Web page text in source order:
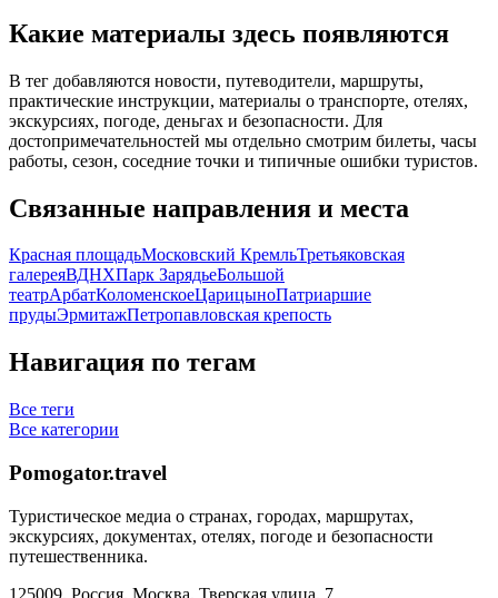
Какие материалы здесь появляются
В тег добавляются новости, путеводители, маршруты,
практические инструкции, материалы о транспорте, отелях,
экскурсиях, погоде, деньгах и безопасности. Для
достопримечательностей мы отдельно смотрим билеты, часы
работы, сезон, соседние точки и типичные ошибки туристов.
Связанные направления и места
Красная площадьМосковский КремльТретьяковская
галереяВДНХПарк ЗарядьеБольшой
театрАрбатКоломенскоеЦарицыноПатриаршие
прудыЭрмитажПетропавловская крепость
Навигация по тегам
Все теги
Все категории
Pomogator.travel
Туристическое медиа о странах, городах, маршрутах,
экскурсиях, документах, отелях, погоде и безопасности
путешественника.
125009, Россия, Москва, Тверская улица, 7